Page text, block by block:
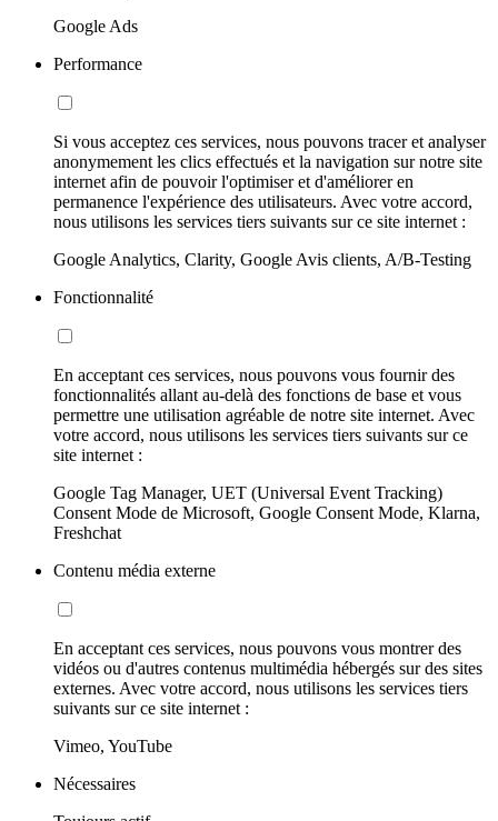
Google Ads
Performance
Si vous acceptez ces services, nous pouvons tracer et analyser
anonymement les clics effectués et la navigation sur notre site
internet afin de pouvoir l'optimiser et d'améliorer en
permanence l'expérience des utilisateurs. Avec votre accord,
nous utilisons les services tiers suivants sur ce site internet :
Google Analytics, Clarity, Google Avis clients, A/B-Testing
Fonctionnalité
En acceptant ces services, nous pouvons vous fournir des
fonctionnalités allant au-delà des fonctions de base et vous
permettre une utilisation agréable de notre site internet. Avec
votre accord, nous utilisons les services tiers suivants sur ce
site internet :
Google Tag Manager, UET (Universal Event Tracking)
Consent Mode de Microsoft, Google Consent Mode, Klarna,
Freshchat
Contenu média externe
En acceptant ces services, nous pouvons vous montrer des
vidéos ou d'autres contenus multimédia hébergés sur des sites
externes. Avec votre accord, nous utilisons les services tiers
suivants sur ce site internet :
Vimeo, YouTube
Nécessaires